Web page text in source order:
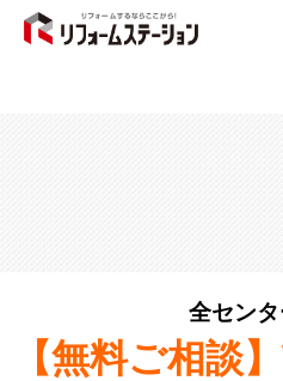
全セン
【無料ご相談】